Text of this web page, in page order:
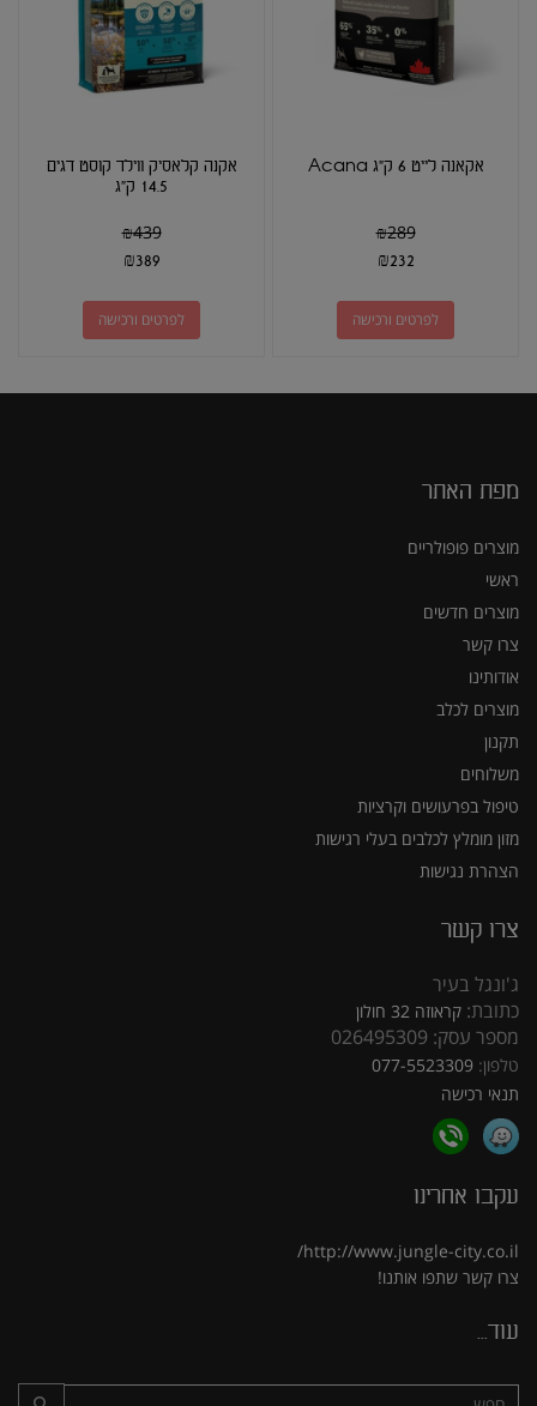
אקאנה לייט 6 ק"ג Acana
₪289
₪232
לפרטים ורכישה
אקנה קלאסיק ווילד קוסט דגים
14.5 ק"ג
₪439
₪389
לפרטים ורכישה
מפת האתר
מוצרים פופולריים
ראשי
מוצרים חדשים
צרו קשר
אודותינו
מוצרים לכלב
תקנון
משלוחים
טיפול בפרעושים וקרציות
מזון מומלץ לכלבים בעלי רגישות
הצהרת נגישות
צרו קשר
ג'ונגל בעיר
כתובת: קראוזה 32 חולון
מספר עסק: 026495309
טלפון: 077-5523309
תנאי רכישה
עקבו אחרינו
http://www.jungle-city.co.il/
צרו קשר שתפו אותנו!
עוד...